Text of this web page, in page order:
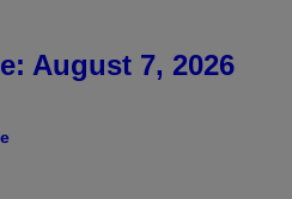
August 7, 2026